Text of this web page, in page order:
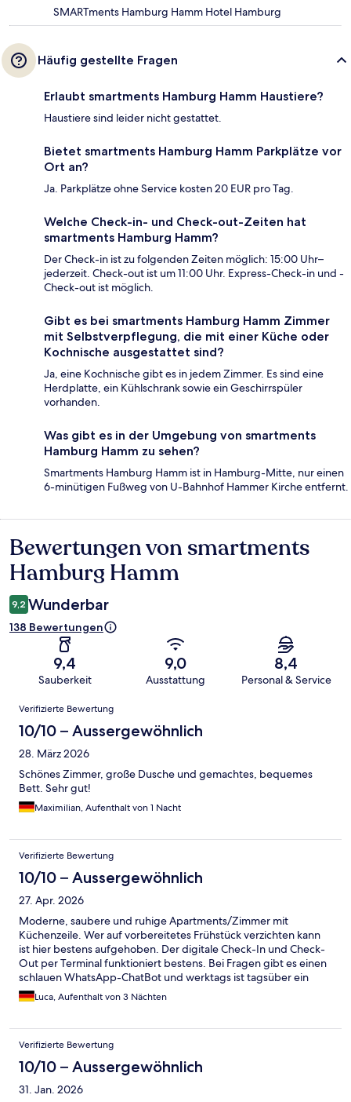
SMARTments Hamburg Hamm Hotel Hamburg
Häufig gestellte Fragen
Erlaubt smartments Hamburg Hamm Haustiere?
Haustiere sind leider nicht gestattet.
Bietet smartments Hamburg Hamm Parkplätze vor
Ort an?
Ja. Parkplätze ohne Service kosten 20 EUR pro Tag.
Welche Check-in- und Check-out-Zeiten hat
smartments Hamburg Hamm?
Der Check-in ist zu folgenden Zeiten möglich: 15:00 Uhr–
jederzeit. Check-out ist um 11:00 Uhr. Express-Check-in und -
Check-out ist möglich.
Gibt es bei smartments Hamburg Hamm Zimmer
mit Selbstverpflegung, die mit einer Küche oder
Kochnische ausgestattet sind?
Ja, eine Kochnische gibt es in jedem Zimmer. Es sind eine
Herdplatte, ein Kühlschrank sowie ein Geschirrspüler
vorhanden.
Was gibt es in der Umgebung von smartments
Hamburg Hamm zu sehen?
Smartments Hamburg Hamm ist in Hamburg-Mitte, nur einen
6-minütigen Fußweg von U-Bahnhof Hammer Kirche entfernt.
Bewertungen
Bewertungen von smartments
Hamburg Hamm
9,2 Wunderbar
138 Bewertungen
9,4
Sauberkeit
9,0
Ausstattung
8,4
Personal & Service
Bewertungen
Verifizierte Bewertung
10/10 – Aussergewöhnlich
28. März 2026
Schönes Zimmer, große Dusche und gemachtes, bequemes
Bett. Sehr gut!
Maximilian, Aufenthalt von 1 Nacht
Verifizierte Bewertung
10/10 – Aussergewöhnlich
27. Apr. 2026
Moderne, saubere und ruhige Apartments/Zimmer mit
Küchenzeile. Wer auf vorbereitetes Frühstück verzichten kann
ist hier bestens aufgehoben. Der digitale Check-In und Check-
Out per Terminal funktioniert bestens. Bei Fragen gibt es einen
schlauen WhatsApp-ChatBot und werktags ist tagsüber ein
Mitarbeiter vor Ort
Luca, Aufenthalt von 3 Nächten
Verifizierte Bewertung
10/10 – Aussergewöhnlich
31. Jan. 2026